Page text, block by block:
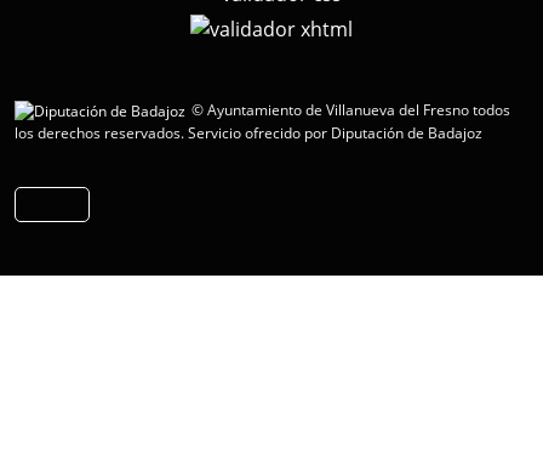
© Ayuntamiento de Villanueva del Fresno todos
los derechos reservados.Servicio ofrecido por Diputación de Badajoz